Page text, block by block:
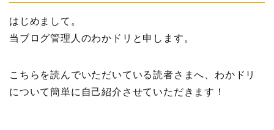
はじめまして。
当ブログ管理人のわかドリと申します。
こちらを読んでいただいている読者さまへ、わかドリ
について簡単に自己紹介させていただきます！